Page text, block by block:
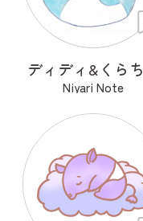
ディディ&くら
Niyari Note